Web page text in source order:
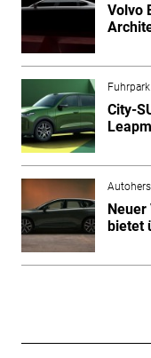
Volvo
Fuhrpark
City-
Neuer
bietet